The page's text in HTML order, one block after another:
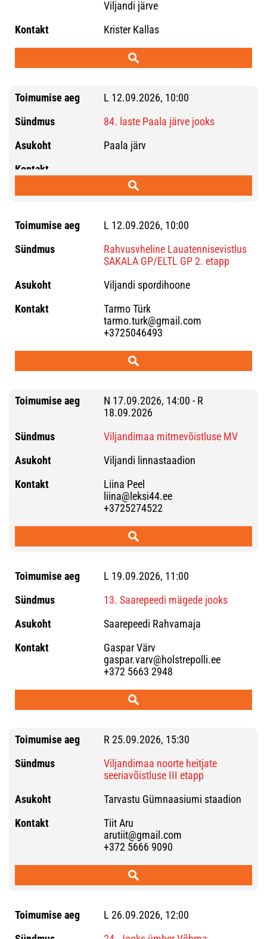
Viljandi järve
Krister Kallas
L 12.09.2026, 10:00
84. laste Paala järve jooks
Paala järv
L 12.09.2026, 10:00
Rahvusvheline Lauatennisevistlus
SAKALA GP/ELTL GP 2. etapp
Viljandi spordihoone
Tarmo Türk
tarmo.turk@gmail.com
+3725046493
N 17.09.2026, 14:00 - R
18.09.2026
Viljandimaa mitmevõistluse MV
Viljandi linnastaadion
Liina Peel
liina@leksi44.ee
+3725274522
L 19.09.2026, 11:00
13. Saarepeedi mägede jooks
Saarepeedi Rahvamaja
Gaspar Värv
gaspar.varv@holstrepolli.ee
+372 5663 2948
R 25.09.2026, 15:30
Viljandimaa noorte heitjate
seeriavõistluse III etapp
Tarvastu Gümnaasiumi staadion
Tiit Aru
arutiit@gmail.com
+372 5666 9090
L 26.09.2026, 12:00